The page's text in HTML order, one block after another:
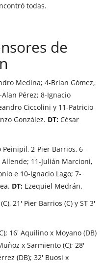
todas.
de
Medina; 4-Brian Gómez,
Pérez; 8-Ignacio
Ciccolini y 11-Patricio
González. DT: César
2-Pier Barrios, 6-
11-Julián Marcioni,
e 10-Ignacio Lago; 7-
DT: Ezequiel Medrán.
21' Pier Barrios (C) y ST 3'
16' Aquilino x Moyano (DB)
x Sarmiento (C); 28'
(DB); 32' Buosi x